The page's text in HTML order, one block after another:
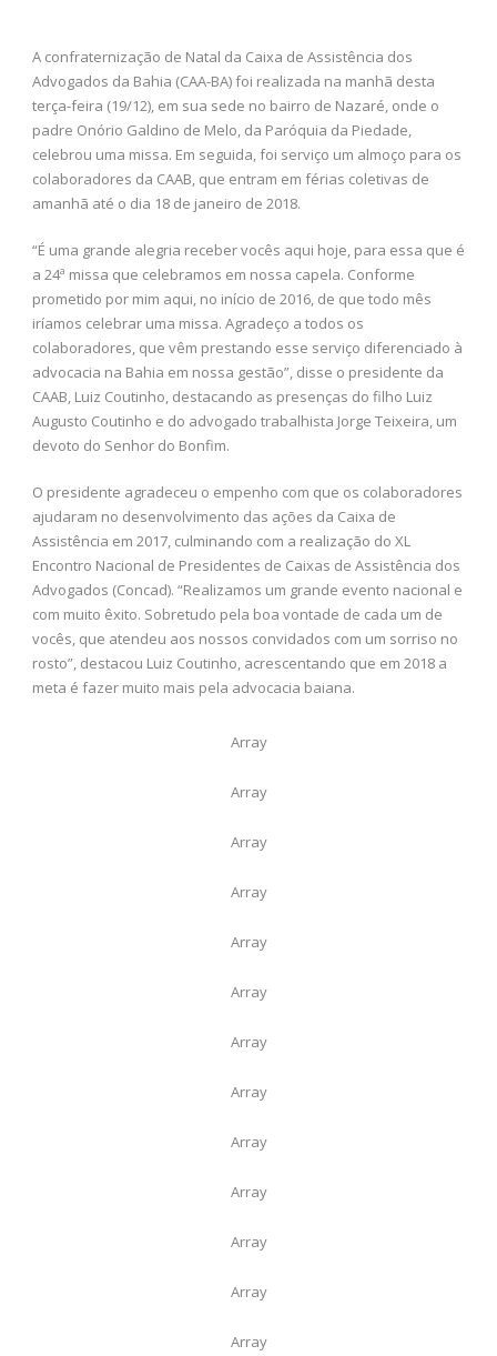
A confraternização de Natal da Caixa de Assistência dos
Advogados da Bahia (CAA-BA) foi realizada na manhã desta
terça-feira (19/12), em sua sede no bairro de Nazaré, onde o
padre Onório Galdino de Melo, da Paróquia da Piedade,
celebrou uma missa. Em seguida, foi serviço um almoço para os
colaboradores da CAAB, que entram em férias coletivas de
amanhã até o dia 18 de janeiro de 2018.
“É uma grande alegria receber vocês aqui hoje, para essa que é
a 24ª missa que celebramos em nossa capela. Conforme
prometido por mim aqui, no início de 2016, de que todo mês
iríamos celebrar uma missa. Agradeço a todos os
colaboradores, que vêm prestando esse serviço diferenciado à
advocacia na Bahia em nossa gestão”, disse o presidente da
CAAB, Luiz Coutinho, destacando as presenças do filho Luiz
Augusto Coutinho e do advogado trabalhista Jorge Teixeira, um
devoto do Senhor do Bonfim.
O presidente agradeceu o empenho com que os colaboradores
ajudaram no desenvolvimento das ações da Caixa de
Assistência em 2017, culminando com a realização do XL
Encontro Nacional de Presidentes de Caixas de Assistência dos
Advogados (Concad). “Realizamos um grande evento nacional e
com muito êxito. Sobretudo pela boa vontade de cada um de
vocês, que atendeu aos nossos convidados com um sorriso no
rosto”, destacou Luiz Coutinho, acrescentando que em 2018 a
meta é fazer muito mais pela advocacia baiana.
Array
Array
Array
Array
Array
Array
Array
Array
Array
Array
Array
Array
Array